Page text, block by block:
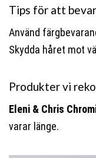
Tips för att
Använd
Skydda håret mot
Produkter vi
Eleni & Chris
varar länge.